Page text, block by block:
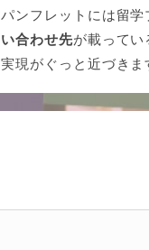
パンフレットには留
い合わせ先が載ってい
実現がぐっと近づきま